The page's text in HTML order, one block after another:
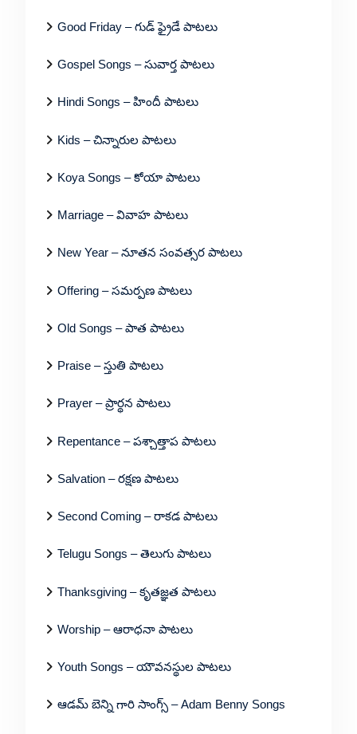
Good Friday – గుడ్ ఫ్రైడే పాటలు
Gospel Songs – సువార్త పాటలు
Hindi Songs – హిందీ పాటలు
Kids – చిన్నారుల పాటలు
Koya Songs – కోయా పాటలు
Marriage – వివాహ పాటలు
New Year – నూతన సంవత్సర పాటలు
Offering – సమర్పణ పాటలు
Old Songs – పాత పాటలు
Praise – స్తుతి పాటలు
Prayer – ప్రార్థన పాటలు
Repentance – పశ్చాత్తాప పాటలు
Salvation – రక్షణ పాటలు
Second Coming – రాకడ పాటలు
Telugu Songs – తెలుగు పాటలు
Thanksgiving – కృతజ్ఞత పాటలు
Worship – ఆరాధనా పాటలు
Youth Songs – యౌవనస్థుల పాటలు
ఆడమ్ బెన్ని గారి సాంగ్స్ – Adam Benny Songs